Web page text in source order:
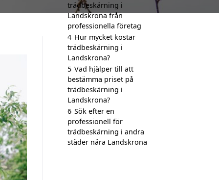
trädbeskärning i
Landskrona från
professionella företag
4 Hur mycket kostar
trädbeskärning i
Landskrona?
5 Vad hjälper till att
bestämma priset på
trädbeskärning i
Landskrona?
6 Sök efter en
professionell för
trädbeskärning i andra
städer nära Landskrona